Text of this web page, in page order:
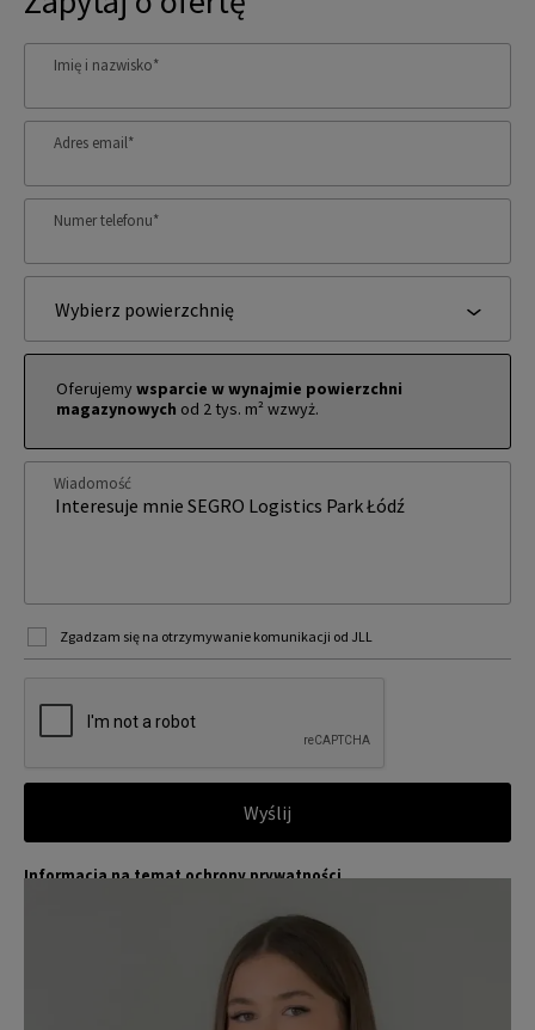
Imię i nazwisko*
Adres email*
Numer telefonu*
Wybierz powierzchnię
Oferujemywsparcie w wynajmie powierzchni
magazynowych od 2 tys. m² wzwyż.
Wiadomość
Zgadzam się na otrzymywanie komunikacji od JLL
Wyślij
Informacja na temat ochrony prywatności
iązanymi jest wiodącym globalnym dostawcą usług w zakresie zar
ządzania nieruchomościami i inwestycjami. Poważnie traktujemy
obowiązek ochrony przekazywanych nam danych osobowych.
Dane osobowe, które zbieramy od użytkowników, służą do zapew
nienia im dostępu do portalu magazyny.pl, umożliwienia im korzy
stania z portalu, a także, za ich zgodą, do wysyłania im komunika